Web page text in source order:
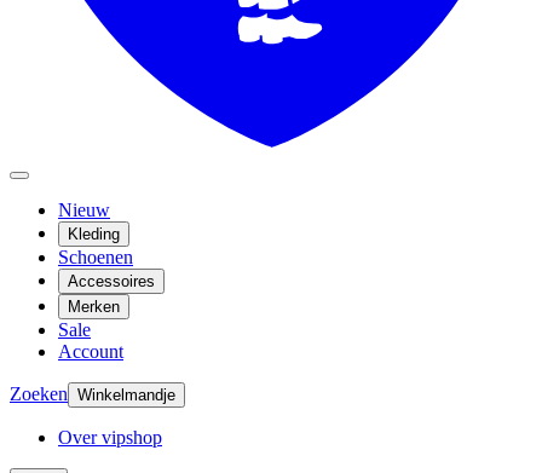
Nieuw
Kleding
Schoenen
Accessoires
Merken
Sale
Account
Zoeken Winkelmandje
Over vipshop